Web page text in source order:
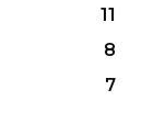
11
8
7